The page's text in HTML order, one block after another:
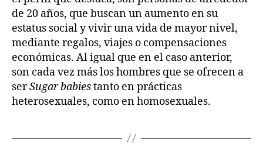
de 20 años, que buscan un aumento en su
estatus social y vivir una vida de mayor nivel,
mediante regalos, viajes o compensaciones
económicas. Al igual que en el caso anterior,
son cada vez más los hombres que se ofrecen a
serSugar babiestanto en prácticas
heterosexuales, como en homosexuales.